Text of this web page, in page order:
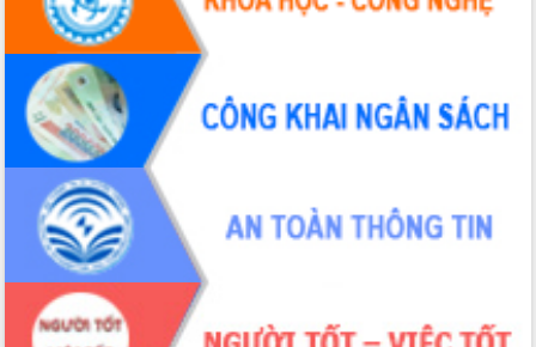
Diễn đàn Kinh tế tư nhân Việt Nam đột
phá cơ chế - Hợp tác công tư
Đề án 06 tạo bước ngoặt đột phá trong
cải cách hành chính tỉnh Đắk Lắk
Kết nối tour, đẩy mạnh chuyển đổi số
để phát triển du lịch Đắk Lắk
Khởi động Dự án Đầu tư xây dựng hạ
tầng kỹ thuật Cụm công nghiệp Tân
Tiến
Gặp mặt các cơ quan báo chí nhân Kỷ
niệm 101 năm Ngày Báo chí Cách
mạng Việt Nam
Đắk Lắk sơ kết 4 năm triển khai thực